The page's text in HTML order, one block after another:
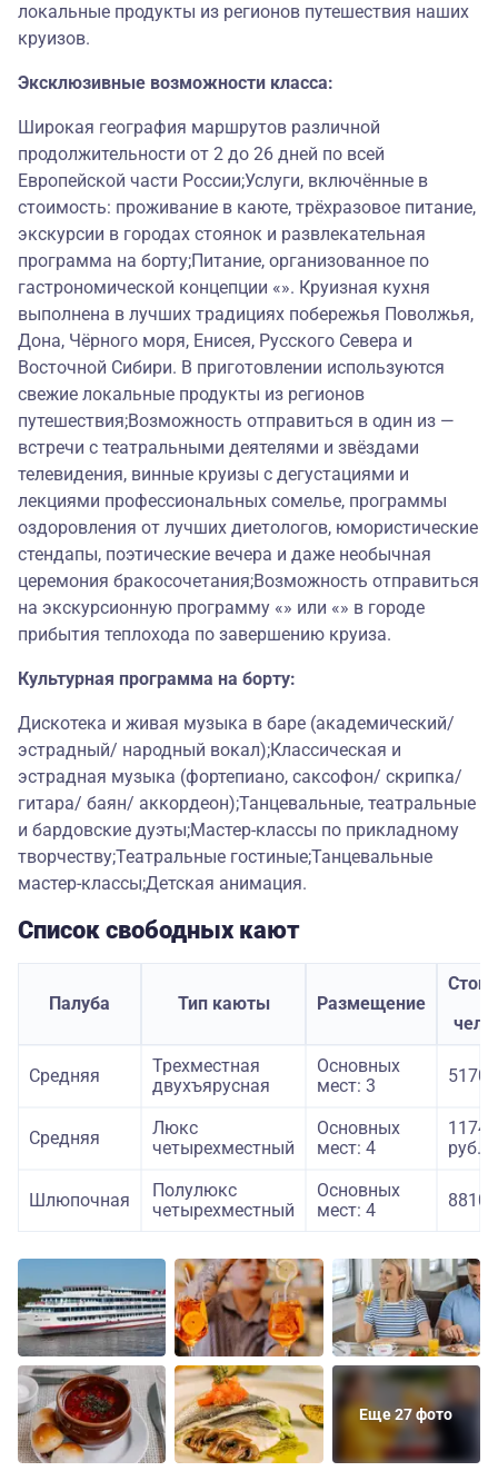
локальные продукты из регионов путешествия наших
круизов.
Эксклюзивные возможности класса:
Широкая география маршрутов различной
продолжительности от 2 до 26 дней по всей
Европейской части России;Услуги, включённые в
стоимость: проживание в каюте, трёхразовое питание,
экскурсии в городах стоянок и развлекательная
программа на борту;Питание, организованное по
гастрономической концепции «». Круизная кухня
выполнена в лучших традициях побережья Поволжья,
Дона, Чёрного моря, Енисея, Русского Севера и
Восточной Сибири. В приготовлении используются
свежие локальные продукты из регионов
путешествия;Возможность отправиться в один из —
встречи с театральными деятелями и звёздами
телевидения, винные круизы с дегустациями и
лекциями профессиональных сомелье, программы
оздоровления от лучших диетологов, юмористические
стендапы, поэтические вечера и даже необычная
церемония бракосочетания;Возможность отправиться
на экскурсионную программу «» или «» в городе
прибытия теплохода по завершению круиза.
Культурная программа на борту:
Дискотека и живая музыка в баре (академический/
эстрадный/ народный вокал);Классическая и
эстрадная музыка (фортепиано, саксофон/ скрипка/
гитара/ баян/ аккордеон);Танцевальные, театральные
и бардовские дуэты;Мастер-классы по прикладному
творчеству;Театральные гостиные;Танцевальные
мастер-классы;Детская анимация.
Список свободных кают
Палуба Тип каюты Размещение
Средняя
Трехместная
двухъярусная
Основных
мест: 3
Средняя
Люкс
четырехместный
Основных
мест: 4
руб.
Шлюпочная
Полулюкс
четырехместный
Основных
мест: 4
Еще 27 фото